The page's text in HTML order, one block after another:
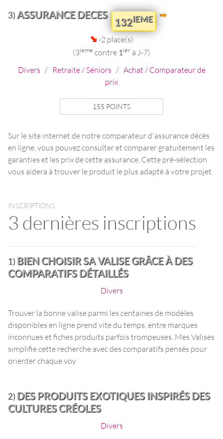
3) ASSURANCE DECES
132IEME
-2 place(s)
(3ieme contre 1ier à J-7)
Divers / Retraite / Séniors / Achat / Comparateur de
prix
155 POINTS
Sur le site internet de notre comparateur d'assurance décès
en ligne, vous pouvez consulter et comparer gratuitement les
garanties et les prix de cette assurance. Cette pré-sélection
vous aidera à trouver le produit le plus adapté à votre projet.
INSCRIPTIONS
3 dernières inscriptions
1) BIEN CHOISIR SA VALISE GRÂCE À DES
COMPARATIFS DÉTAILLÉS
Divers
Trouver la bonne valise parmi les centaines de modèles
disponibles en ligne prend vite du temps, entre marques
inconnues et fiches produits parfois trompeuses. Mes Valises
simplifie cette recherche avec des comparatifs pensés pour
orienter chaque voy
2) DES PRODUITS EXOTIQUES INSPIRÉS DES
CULTURES CRÉOLES
Divers